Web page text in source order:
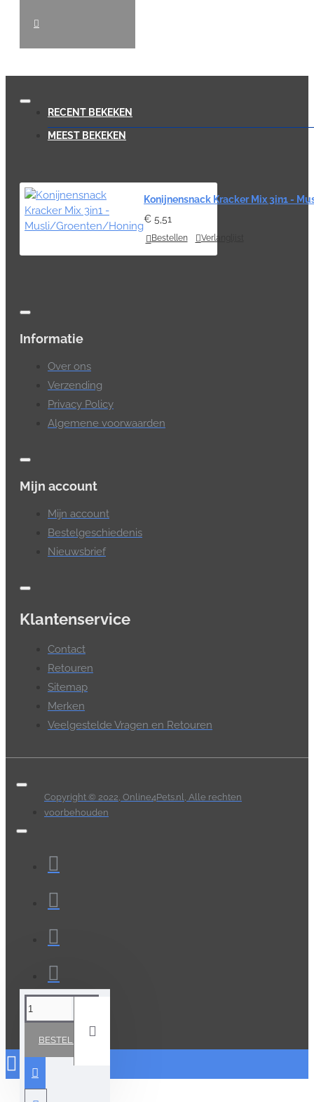
BESTELLEN
RECENT BEKEKEN
MEEST BEKEKEN
Konijnensnack Kracker Mix 3in1 -
€ 5,51
Bestellen Verlanglijst
Informatie
Over ons
Verzending
Privacy Policy
Algemene voorwaarden
Mijn account
Mijn account
Bestelgeschiedenis
Nieuwsbrief
Klantenservice
Contact
Retouren
Sitemap
Merken
Veelgestelde Vragen en Retouren
Copyright © 2022, Online4Pets.nl, Alle rechten
voorbehouden